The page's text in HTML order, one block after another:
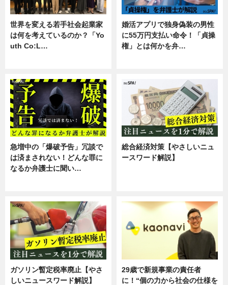
世界を変える若手社会起業家
は何を考えているのか？「Yo
uth Co:L…
婚活アプリで独身偽装の男性
に55万円支払い命令！「貞操
権」とは何かを弁…
急増中の「爆破予告」冗談で
は済まされない！どんな罪に
なるか弁護士に聞い…
総合経済対策【やさしいニュ
ースワード解説】
ガソリン暫定税率廃止【やさ
しいニュースワード解説】
29歳で新規事業の責任者
に！“個の力から社会の仕様を